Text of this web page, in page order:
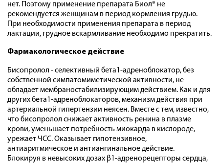
нет. Поэтому применение препарата Биол® не
рекомендуется женщинам в период кормления грудью.
При необходимости применения препарата в период
лактации, грудное вскармливание необходимо прекратить.
Фармакологическое действие
Бисопролол - селективный бета1-адреноблокатор, без
собственной симпатомиметической активности, не
обладает мембраностабилизирующим действием. Как и для
других бета1-адреноблокаторов, механизм действия при
артериальной гипертензии неясен. Вместе с тем, известно,
что бисопролол снижает активность ренина в плазме
крови, уменьшает потребность миокарда в кислороде,
урежает ЧСС. Оказывает гипотензивное,
антиаритмическое и антиангинальное действие.
Блокируя в невысоких дозах β1-адренорецепторы сердца,